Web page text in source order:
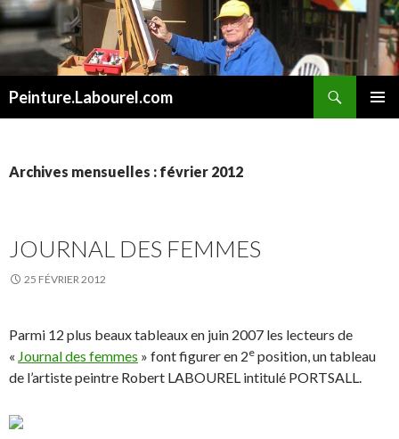
Peinture.Labourel.com
Archives mensuelles : février 2012
JOURNAL DES FEMMES
25 FÉVRIER 2012
Parmi 12 plus beaux tableaux en juin 2007 les lecteurs de
« Journal des femmes » font figurer en 2e position, un tableau
de l’artiste peintre Robert LABOUREL intitulé PORTSALL.